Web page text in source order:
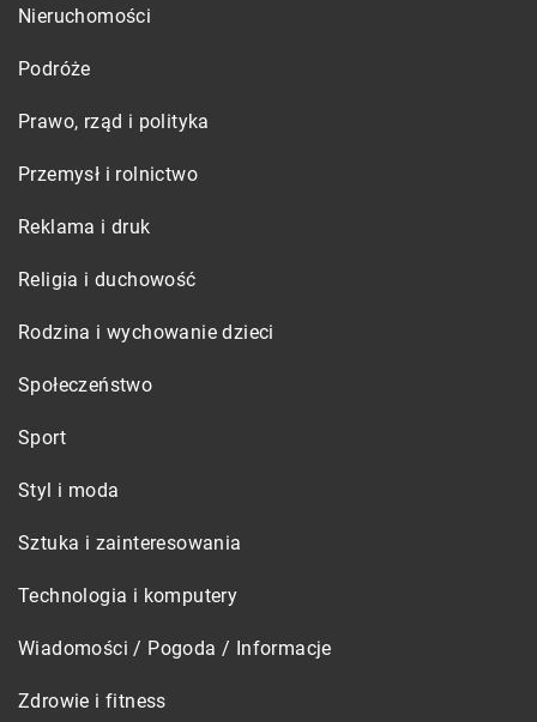
Nieruchomości
Podróże
Prawo, rząd i polityka
Przemysł i rolnictwo
Reklama i druk
Religia i duchowość
Rodzina i wychowanie dzieci
Społeczeństwo
Sport
Styl i moda
Sztuka i zainteresowania
Technologia i komputery
Wiadomości / Pogoda / Informacje
Zdrowie i fitness